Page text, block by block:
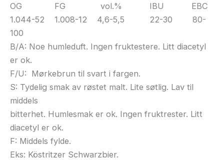
OG FG vol.% IBU EBC
1.044-52 1.008-12 4,6-5,5 22-30 80-
100
B/A: Noe humleduft. Ingen fruktestere. Litt diacetyl
er ok.
F/U: Mørkebrun til svart i fargen.
S: Tydelig smak av røstet malt. Lite søtlig. Lav til
middels
bitterhet. Humlesmak er ok. Ingen fruktrester. Litt
diacetyl er ok.
F: Middels fylde.
Eks: Köstritzer Schwarzbier.